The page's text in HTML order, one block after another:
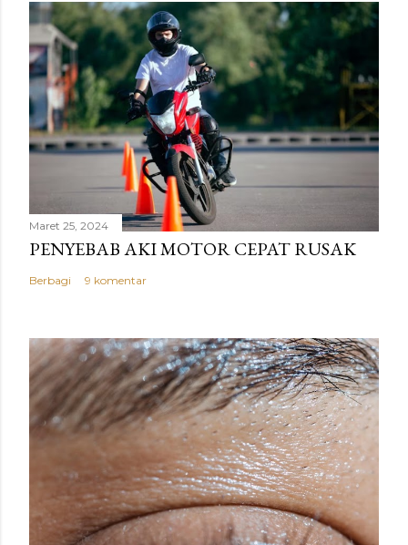
Maret 25, 2024
PENYEBAB AKI MOTOR CEPAT RUSAK
Berbagi 9 komentar